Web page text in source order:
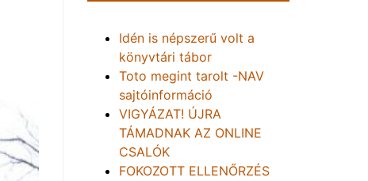
Idén is népszerű volt a
könyvtári tábor
Toto megint tarolt -NAV
sajtóinformáció
VIGYÁZAT! ÚJRA
TÁMADNAK AZ ONLINE
CSALÓK
FOKOZOTT ELLENŐRZÉS